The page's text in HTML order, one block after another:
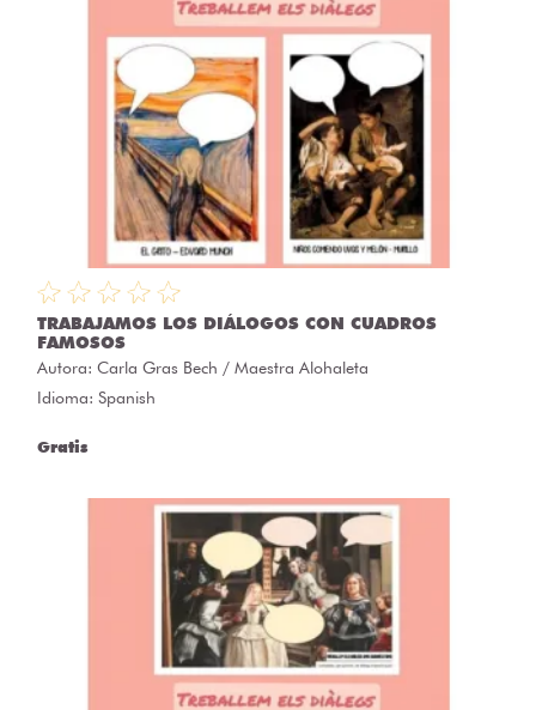
TRABAJAMOS LOS DIÁLOGOS CON CUADROS
FAMOSOS
Autora: Carla Gras Bech / Maestra Alohaleta
Idioma: Spanish
Gratis